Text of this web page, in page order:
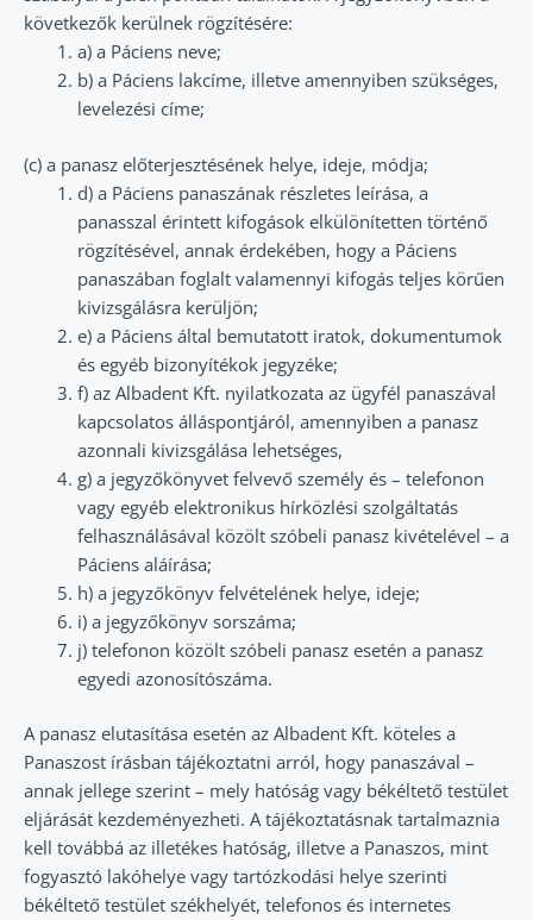
következők kerülnek rögzítésére:
a) a Páciens neve;
b) a Páciens lakcíme, illetve amennyiben szükséges,
levelezési címe;
(c) a panasz előterjesztésének helye, ideje, módja;
d) a Páciens panaszának részletes leírása, a
panasszal érintett kifogások elkülönítetten történő
rögzítésével, annak érdekében, hogy a Páciens
panaszában foglalt valamennyi kifogás teljes körűen
kivizsgálásra kerüljön;
e) a Páciens által bemutatott iratok, dokumentumok
és egyéb bizonyítékok jegyzéke;
f) az Albadent Kft. nyilatkozata az ügyfél panaszával
kapcsolatos álláspontjáról, amennyiben a panasz
azonnali kivizsgálása lehetséges,
g) a jegyzőkönyvet felvevő személy és – telefonon
vagy egyéb elektronikus hírközlési szolgáltatás
felhasználásával közölt szóbeli panasz kivételével – a
Páciens aláírása;
h) a jegyzőkönyv felvételének helye, ideje;
i) a jegyzőkönyv sorszáma;
j) telefonon közölt szóbeli panasz esetén a panasz
egyedi azonosítószáma.
A panasz elutasítása esetén az Albadent Kft. köteles a
Panaszost írásban tájékoztatni arról, hogy panaszával –
annak jellege szerint – mely hatóság vagy békéltető testület
eljárását kezdeményezheti. A tájékoztatásnak tartalmaznia
kell továbbá az illetékes hatóság, illetve a Panaszos, mint
fogyasztó lakóhelye vagy tartózkodási helye szerinti
békéltető testület székhelyét, telefonos és internetes